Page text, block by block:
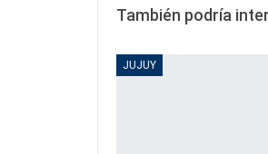
También podría
JUJUY